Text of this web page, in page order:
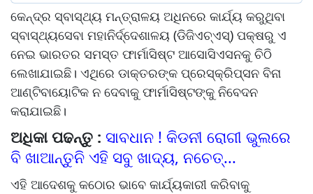
କେନ୍ଦ୍ର ସ୍ବାସ୍ଥ୍ୟ ମନ୍ତ୍ରାଳୟ ଅଧିନରେ କାର୍ଯ୍ୟ କରୁଥିବା
ସ୍ବାସ୍ଥ୍ୟସେବା ମହାନିର୍ଦ୍ଦେଶାଳୟ (ଡିଜିଏଚ୍‌ଏସ୍‌) ପକ୍ଷରୁ ଏ
ନେଇ ଭାରତର ସମସ୍ତ ଫାର୍ମାସିଷ୍ଟ ଆସୋସିଏସନକୁ ଚିଠି
ଲେଖାଯାଇଛି। ଏଥିରେ ଡାକ୍ତରଙ୍କ ପ୍ରେସ୍‌କ୍ରିପ୍‌ସନ ବିନା
ଆଣ୍ଟିବାୟୋଟିକ ନ ଦେବାକୁ ଫାର୍ମାସିଷ୍ଟଙ୍କୁ ନିବେଦନ
କରାଯାଇଛି।
ଅଧିକା ପଢନ୍ତୁ : ସାବଧାନ ! କିଡନୀ ରୋଗୀ ଭୁଲରେ
ବି ଖାଆନ୍ତୁନି ଏହି ସବୁ ଖାଦ୍ୟ, ନଚେତ୍...
ଏହି ଆଦେଶକୁ କଠୋର ଭାବେ କାର୍ଯ୍ୟକାରୀ କରିବାକୁ